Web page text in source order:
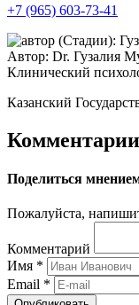
+7 (965) 603-73-41
Автор: Dr. Гузалия
Клинический
Казанский
Комментарии
Поделиться
Пожалуйста,
Комментарий
Имя *
Email *